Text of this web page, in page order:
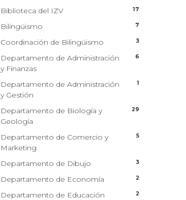
Biblioteca del IZV 17
Bilingüismo 7
Coordinación de Bilingüismo 3
Departamento de Administración
y Finanzas
6
Departamento de Administración
y Gestión
1
Departamento de Biología y
Geología
29
Departamento de Comercio y
Marketing
5
Departamento de Dibujo 3
Departamento de Economía 2
Departamento de Educación
2